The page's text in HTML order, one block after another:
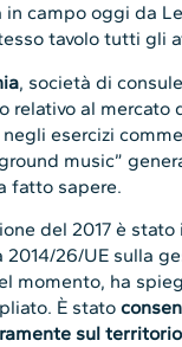
campo oggi da
tavolo tutti gli
, società di
relativo al
esercizi
music”
fatto sapere.
del 2017 è
26/UE sulla
momento, ha
È stato
sul